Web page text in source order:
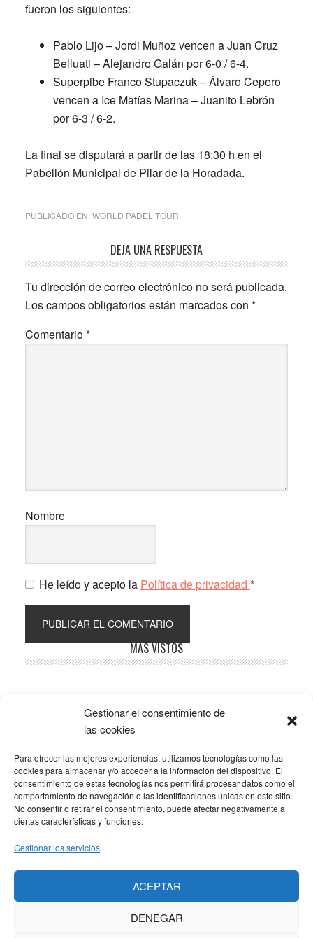
Gestionar el consentimiento de
las cookies
Para ofrecer las mejores experiencias, utilizamos tecnologías como las
cookies para almacenar y/o acceder a la información del dispositivo. El
consentimiento de estas tecnologías nos permitirá procesar datos como el
comportamiento de navegación o las identificaciones únicas en este sitio.
No consentir o retirar el consentimiento, puede afectar negativamente a
ciertas características y funciones.
Gestionar los servicios
ACEPTAR
DENEGAR
fueron los siguientes:
Pablo Lijo – Jordi Muñoz vencen a Juan Cruz
Belluati – Alejandro Galán por 6-0 / 6-4.
Superpibe Franco Stupaczuk – Álvaro Cepero
vencen a Ice Matías Marina – Juanito Lebrón
por 6-3 / 6-2.
La final se disputará a partir de las 18:30 h en el
Pabellón Municipal de Pilar de la Horadada.
PUBLICADO EN:WORLD PADEL TOUR
Interacciones
con
los
lectores
DEJA UNA RESPUESTA
Tu dirección de correo electrónico no será publicada.
Los campos obligatorios están marcados con *
Comentario*
Nombre
He leído y acepto la Política de privacidad *
lateral
MÁS VISTOS
Popular Recent Comments
SOBRE LA AFILIACIÓN
Los costes de este blog se sufragan en parte mediante
enlaces de afiliación, que hacen que se gane una
de los mismos. No hay ningún coste adicional para ti, y
solo enlazo a productos que yo mismo uso y